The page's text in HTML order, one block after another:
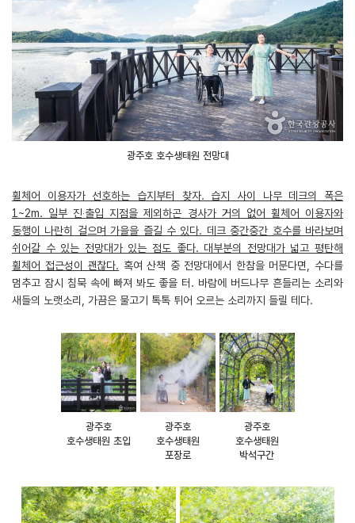
광주호 호수생태원 전망대
휠체어 이용자가 선호하는 습지부터 찾자. 습지 사이 나무 데크의 폭은
1~2m. 일부 진‧출입 지점을 제외하곤 경사가 거의 없어 휠체어 이용자와
동행이 나란히 걸으며 가을을 즐길 수 있다. 데크 중간중간 호수를 바라보며
쉬어갈 수 있는 전망대가 있는 점도 좋다. 대부분의 전망대가 넓고 평탄해
휠체어 접근성이 괜찮다. 혹여 산책 중 전망대에서 한참을 머문다면, 수다를
멈추고 잠시 침묵 속에 빠져 봐도 좋을 터. 바람에 버드나무 흔들리는 소리와
새들의 노랫소리, 가끔은 물고기 톡톡 튀어 오르는 소리까지 들릴 테다.
광주호
호수생태원 초입
광주호
호수생태원
포장로
광주호
호수생태원
박석구간